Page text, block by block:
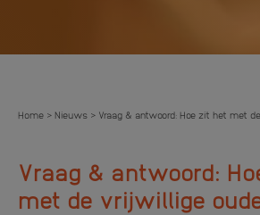
Home > Nieuws > Vraag & antwoord: Hoe zit het met
Vraag & antwoord:
met de vrijwillige